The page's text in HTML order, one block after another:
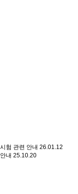
험 관련 안내 26.01.12
내 25.10.20